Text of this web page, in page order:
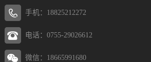
手机：18825212272
电话：0755-29026612
微信：18665991680